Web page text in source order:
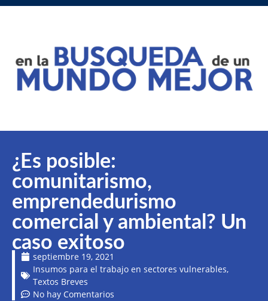
¿Es posible:
comunitarismo,
emprendedurismo
comercial y ambiental? Un
caso exitoso
septiembre 19, 2021
Insumos para el trabajo en sectores vulnerables,
Textos Breves
No hay Comentarios